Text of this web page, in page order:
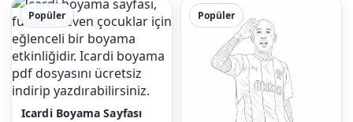
Popüler
Icardi Boyama Sayfası
Popüler